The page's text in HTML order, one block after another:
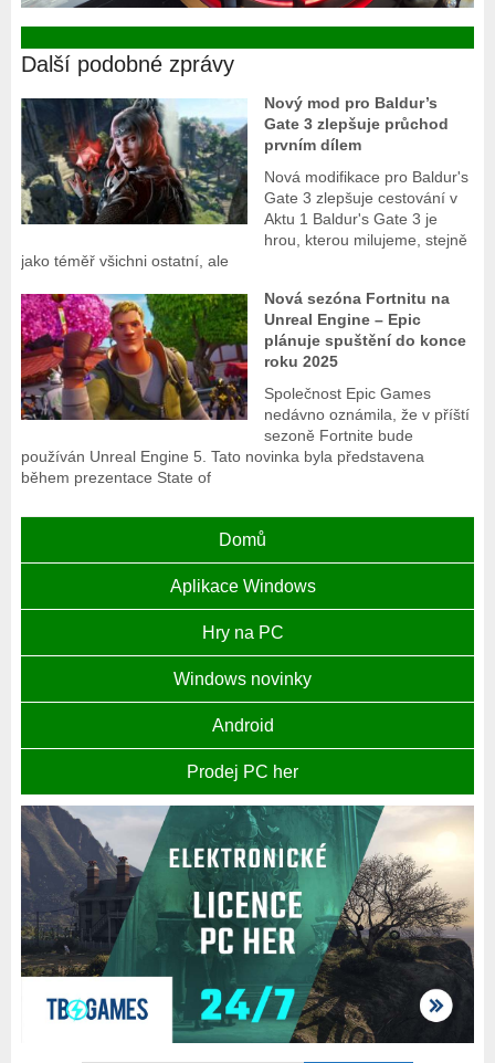
Další podobné zprávy
Nový mod pro Baldur’s
Gate 3 zlepšuje průchod
prvním dílem
Nová modifikace pro Baldur's
Gate 3 zlepšuje cestování v
Aktu 1 Baldur's Gate 3 je
hrou, kterou milujeme, stejně
jako téměř všichni ostatní, ale
Nová sezóna Fortnitu na
Unreal Engine – Epic
plánuje spuštění do konce
roku 2025
Společnost Epic Games
nedávno oznámila, že v příští
sezoně Fortnite bude
používán Unreal Engine 5. Tato novinka byla představena
během prezentace State of
Domů
Aplikace Windows
Hry na PC
Windows novinky
Android
Prodej PC her